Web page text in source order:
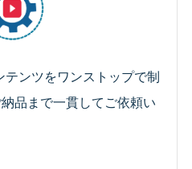
ンツをワンストップで制
品まで一貫してご依頼い